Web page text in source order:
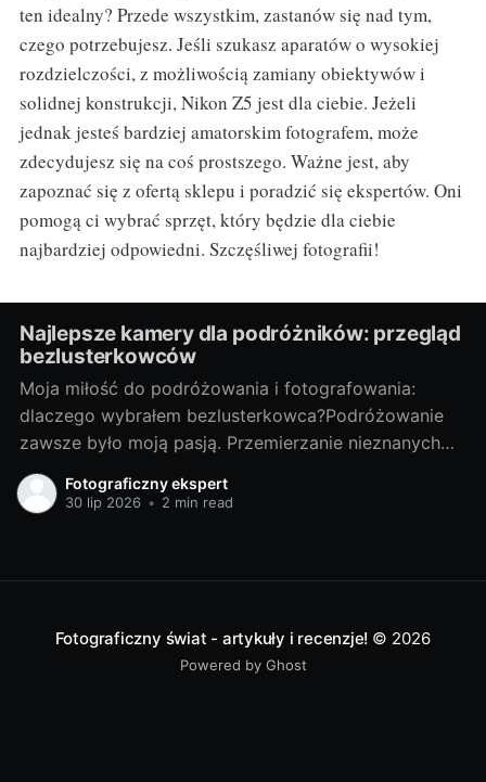
ten idealny? Przede wszystkim, zastanów się nad tym,
czego potrzebujesz. Jeśli szukasz aparatów o wysokiej
rozdzielczości, z możliwością zamiany obiektywów i
solidnej konstrukcji, Nikon Z5 jest dla ciebie. Jeżeli
jednak jesteś bardziej amatorskim fotografem, może
zdecydujesz się na coś prostszego. Ważne jest, aby
zapoznać się z ofertą sklepu i poradzić się ekspertów. Oni
pomogą ci wybrać sprzęt, który będzie dla ciebie
najbardziej odpowiedni. Szczęśliwej fotografii!
Najlepsze kamery dla podróżników: przegląd
bezlusterkowców
Moja miłość do podróżowania i fotografowania:
dlaczego wybrałem bezlusterkowca?Podróżowanie
zawsze było moją pasją. Przemierzanie nieznanych
terenów, odkrywanie nowych miejsc, spotykanie
ciekawych ludzi - te doświadczenia są dla mnie
uwieczniać. Tak narodziła się moja
Fotograficzny ekspert
30 lip 2026 • 2 min read
Fotograficzny świat - artykuły i recenzje! © 2026
Powered by Ghost